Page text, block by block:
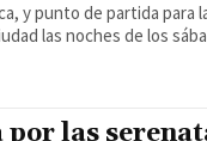
y punto de partida para
las noches de los
las